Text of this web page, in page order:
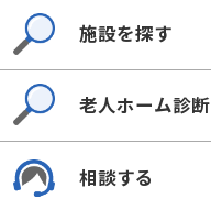
施設を探す
老人ホーム診断
相談する